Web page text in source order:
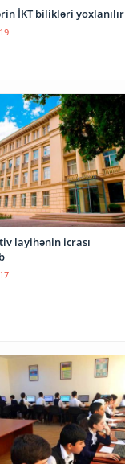
İKT bilikləri yoxlanılır
layihənin icrası